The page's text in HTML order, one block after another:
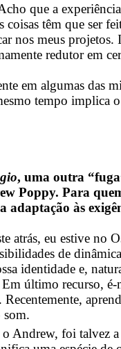
que a
coisas têm que ser
nos meus
redutor em
em algumas das
tempo implica
, uma outra
Poppy. Para
adaptação às
atrás, eu estive no
de
identidade e,
último recurso,
som.
Andrew, foi talvez